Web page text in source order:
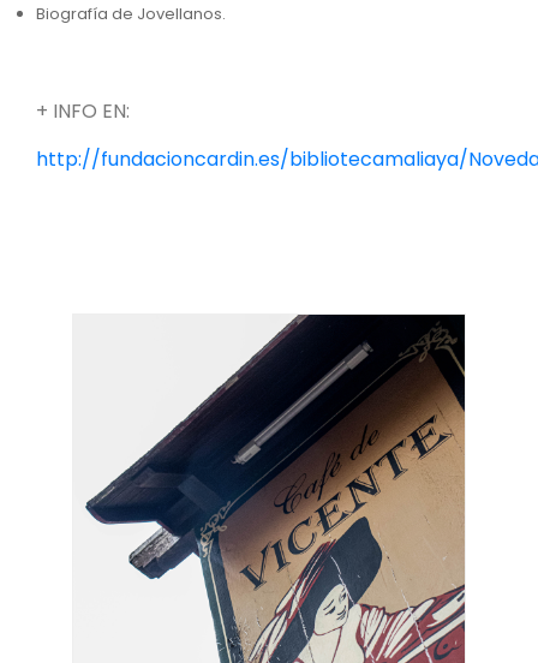
Biografía de Jovellanos.
+ INFO EN:
http://fundacioncardin.es/bibliotecamaliaya/